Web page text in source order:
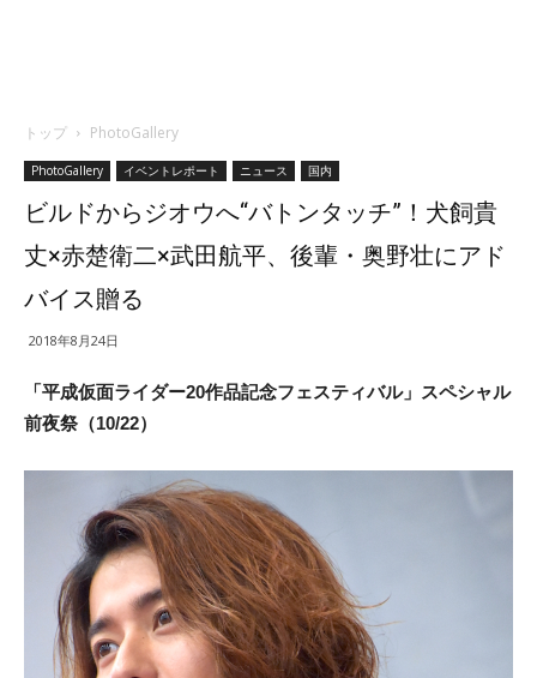
トップ PhotoGallery
PhotoGallery イベントレポート ニュース 国内
ビルドからジオウへ“バトンタッチ”！犬飼貴
丈×赤楚衛二×武田航平、後輩・奥野壮にアド
バイス贈る
2018年8月24日
「平成仮面ライダー20作品記念フェスティバル」スペシャル
前夜祭（10/22）